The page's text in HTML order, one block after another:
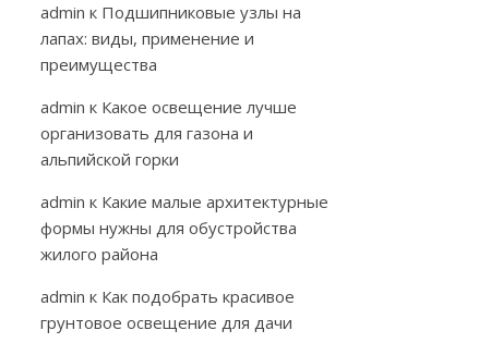
admin к Подшипниковые узлы на
лапах: виды, применение и
преимущества
admin к Какое освещение лучше
организовать для газона и
альпийской горки
admin к Какие малые архитектурные
формы нужны для обустройства
жилого района
admin к Как подобрать красивое
грунтовое освещение для дачи